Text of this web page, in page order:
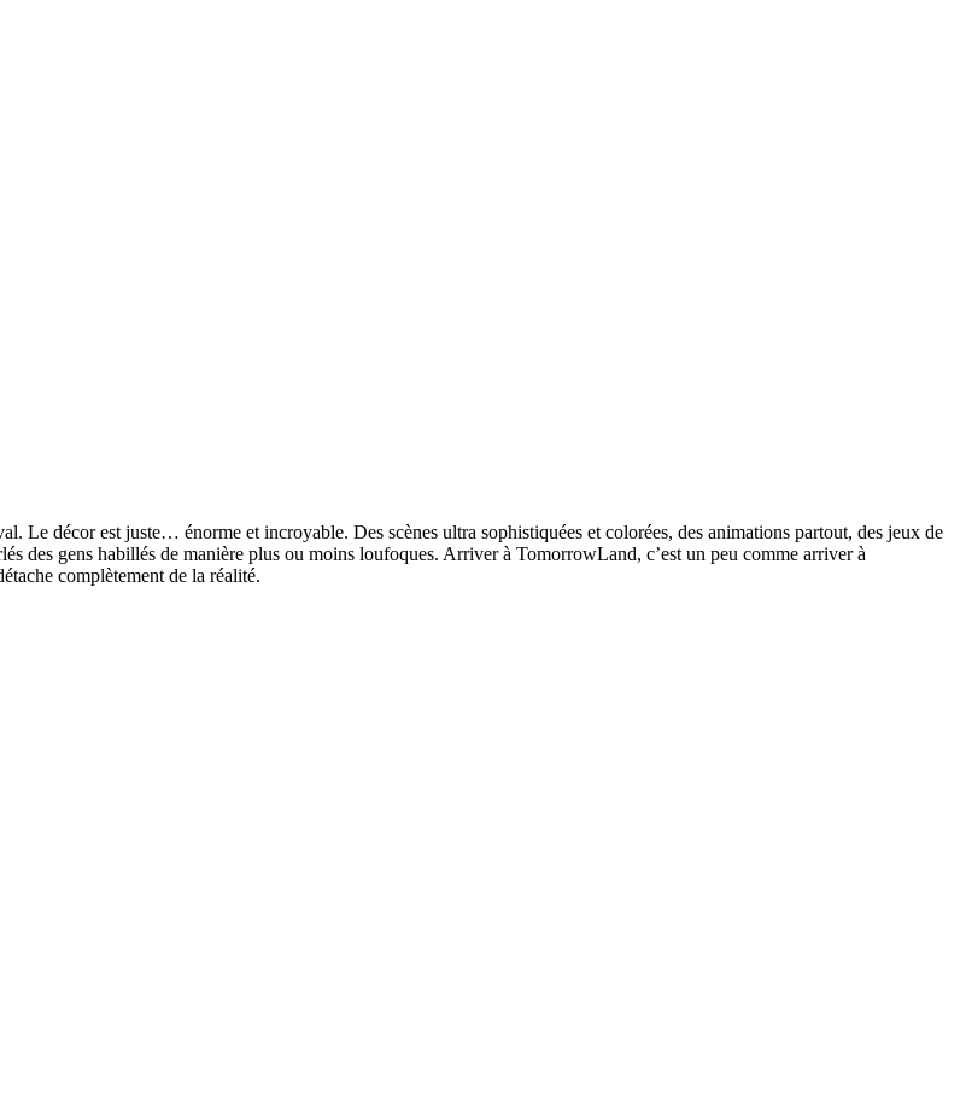
Le décor est juste… énorme et incroyable. Des scènes ultra sophistiquées et colorées, des animations partout, des jeux de
des gens habillés de manière plus ou moins loufoques. Arriver à TomorrowLand, c’est un peu comme arriver à
complètement de la réalité.